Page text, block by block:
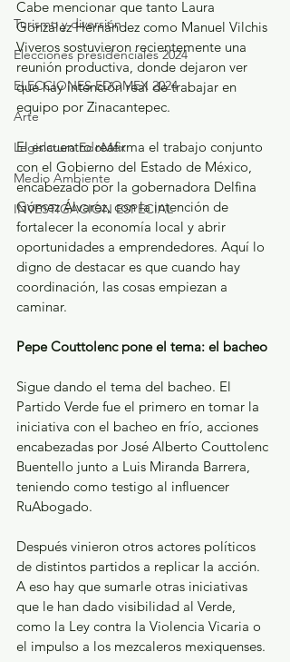
Turismo y diversión
Elecciones presidenciales 2024
ELECCIONES EDOMEX 2024
Arte
Legislatura EdoMéx
Medio Ambiente
INVESTIGACIÓN ESPECIAL
Cabe mencionar que tanto Laura
González Hernández como Manuel Vilchis
Viveros sostuvieron recientemente una
reunión productiva, donde dejaron ver
que hay intención real de trabajar en
equipo por Zinacantepec.
El encuentro reafirma el trabajo conjunto
con el Gobierno del Estado de México,
encabezado por la gobernadora Delfina
Gómez Álvarez, con la intención de
fortalecer la economía local y abrir
oportunidades a emprendedores. Aquí lo
digno de destacar es que cuando hay
coordinación, las cosas empiezan a
caminar.
Pepe Couttolenc pone el tema: el bacheo
Sigue dando el tema del bacheo. El
Partido Verde fue el primero en tomar la
iniciativa con el bacheo en frío, acciones
encabezadas por José Alberto Couttolenc
Buentello junto a Luis Miranda Barrera,
teniendo como testigo al influencer
RuAbogado.
Después vinieron otros actores políticos
de distintos partidos a replicar la acción.
A eso hay que sumarle otras iniciativas
que le han dado visibilidad al Verde,
como la Ley contra la Violencia Vicaria o
el impulso a los mezcaleros mexiquenses.